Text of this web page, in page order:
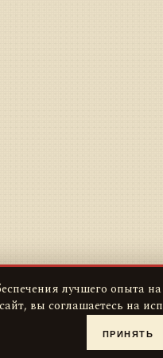
лучшего опыта
сайт, вы соглашаетесь на
ПРИНЯТЬ